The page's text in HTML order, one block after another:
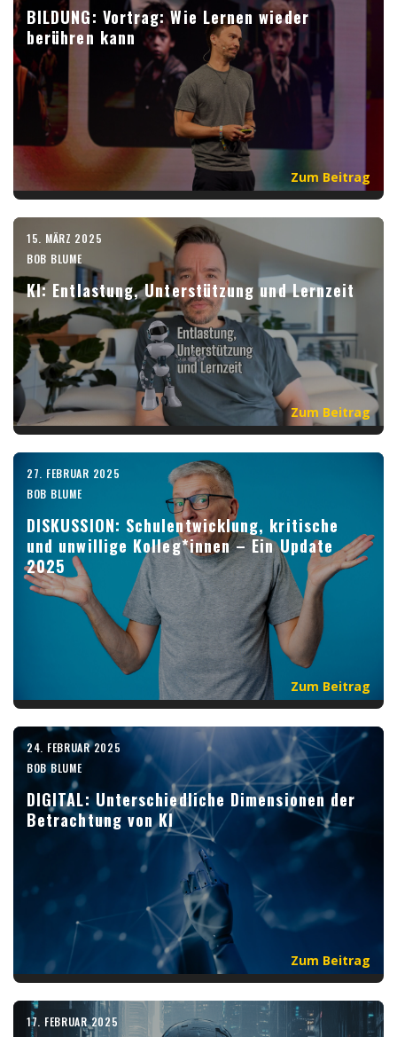
BILDUNG: Vortrag: Wie Lernen wieder
berühren kann
Zum Beitrag
15. MÄRZ 2025
BOB BLUME
KI: Entlastung, Unterstützung und Lernzeit
Zum Beitrag
27. FEBRUAR 2025
BOB BLUME
DISKUSSION: Schulentwicklung, kritische
und unwillige Kolleg*innen – Ein Update
2025
Zum Beitrag
24. FEBRUAR 2025
BOB BLUME
DIGITAL: Unterschiedliche Dimensionen der
Betrachtung von KI
Zum Beitrag
17. FEBRUAR 2025